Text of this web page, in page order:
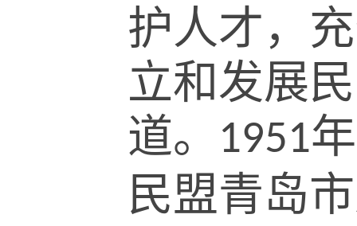
护人才，
立和发展
道。
1951
民盟青岛